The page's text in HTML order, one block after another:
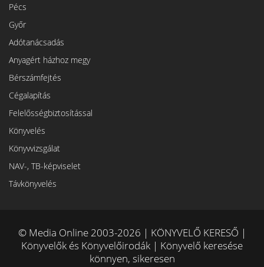
Pécs
Győr
Adótanácsadás
Anyagért házhoz megy
Bérszámfejtés
Cégalapítás
Felelősségbiztosítással
Könyvelés
Könyvvizsgálat
NAV-, TB-képviselet
Távkönyvelés
© Media Online 2003-2026 | KÖNYVELŐ KERESŐ |
Könyvelők és Könyvelőirodák | Könyvelő keresése
könnyen, sikeresen